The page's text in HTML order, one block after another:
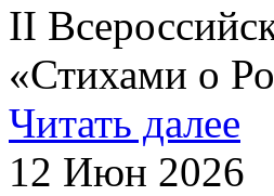
II
«Стихами о
Читать далее
12 Июн 2026